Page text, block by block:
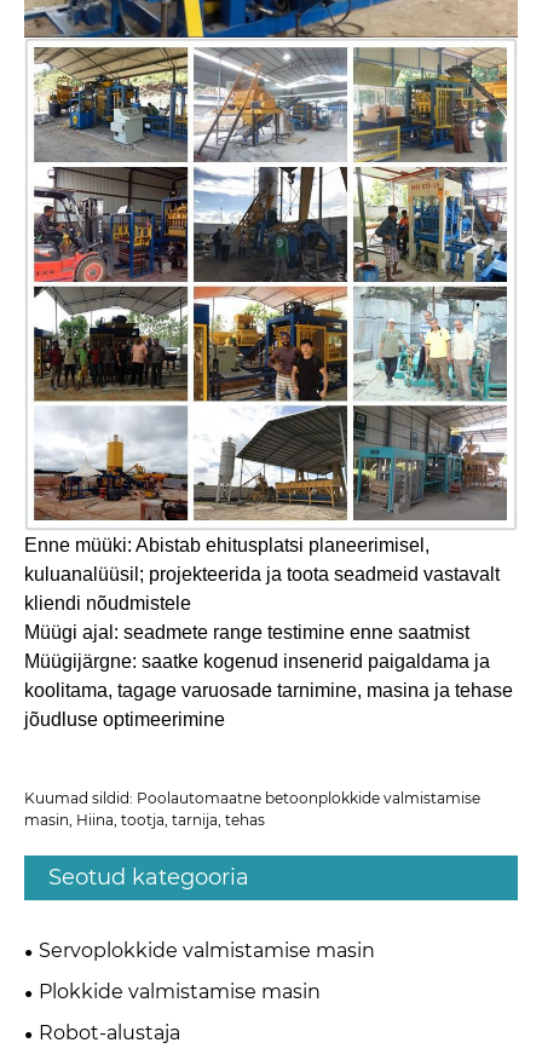
Enne müüki: Abistab ehitusplatsi planeerimisel,
kuluanalüüsil; projekteerida ja toota seadmeid vastavalt
kliendi nõudmistele
Müügi ajal: seadmete range testimine enne saatmist
Müügijärgne: saatke kogenud insenerid paigaldama ja
koolitama, tagage varuosade tarnimine, masina ja tehase
jõudluse optimeerimine
Kuumad sildid: Poolautomaatne betoonplokkide valmistamise
masin, Hiina, tootja, tarnija, tehas
Seotud kategooria
Servoplokkide valmistamise masin
Plokkide valmistamise masin
Robot-alustaja